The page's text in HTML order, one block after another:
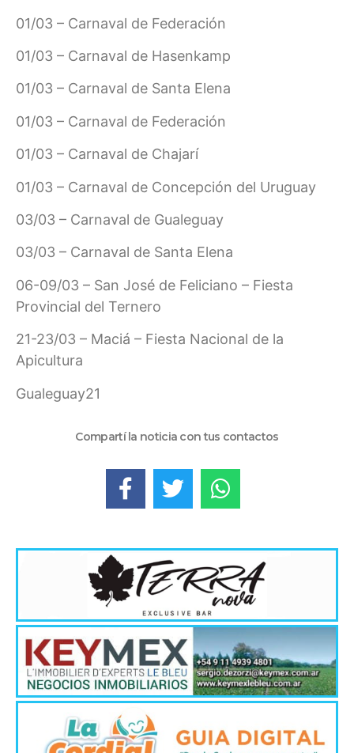
01/03 – Carnaval de Federación
01/03 – Carnaval de Hasenkamp
01/03 – Carnaval de Santa Elena
01/03 – Carnaval de Federación
01/03 – Carnaval de Chajarí
01/03 – Carnaval de Concepción del Uruguay
03/03 – Carnaval de Gualeguay
03/03 – Carnaval de Santa Elena
06-09/03 – San José de Feliciano – Fiesta
Provincial del Ternero
21-23/03 – Maciá – Fiesta Nacional de la
Apicultura
Gualeguay21
Compartí la noticia con tus contactos